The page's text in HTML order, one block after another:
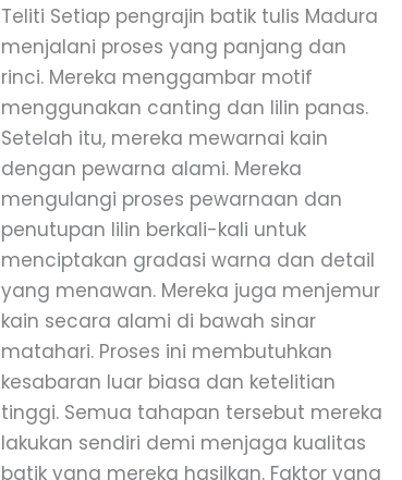
Teliti Setiap pengrajin batik tulis Madura
menjalani proses yang panjang dan
rinci. Mereka menggambar motif
menggunakan canting dan lilin panas.
Setelah itu, mereka mewarnai kain
dengan pewarna alami. Mereka
mengulangi proses pewarnaan dan
penutupan lilin berkali-kali untuk
menciptakan gradasi warna dan detail
yang menawan. Mereka juga menjemur
kain secara alami di bawah sinar
matahari. Proses ini membutuhkan
kesabaran luar biasa dan ketelitian
tinggi. Semua tahapan tersebut mereka
lakukan sendiri demi menjaga kualitas
batik yang mereka hasilkan. Faktor yang